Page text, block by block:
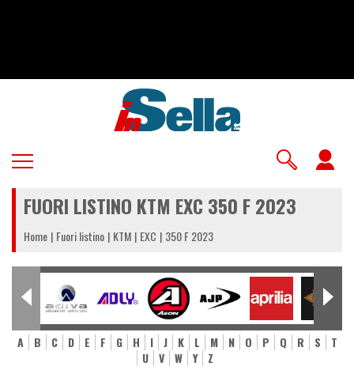
FUORI LISTINO KTM EXC 350 F 2023
Home Fuori listino KTM EXC 350 F 2023
A B C D E F G H I J K L M N O P Q R S
T
U
V W Y Z